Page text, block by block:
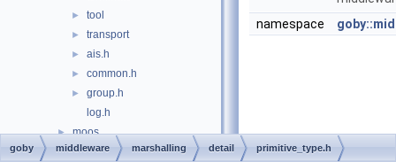
► tool
► transport
► ais.h
► common.h
►
group.h
log.h
► moos
► protobuf
namespace
goby middleware marshalling detail primitive_type.h